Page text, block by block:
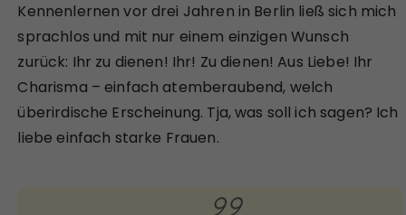
Kennenlernen vor drei Jahren in Berlin ließ sich mich
sprachlos und mit nur einem einzigen Wunsch
zurück: Ihr zu dienen! Ihr! Zu dienen! Aus Liebe! Ihr
Charisma – einfach atemberaubend, welch
überirdische Erscheinung. Tja, was soll ich sagen? Ich
liebe einfach starke Frauen.